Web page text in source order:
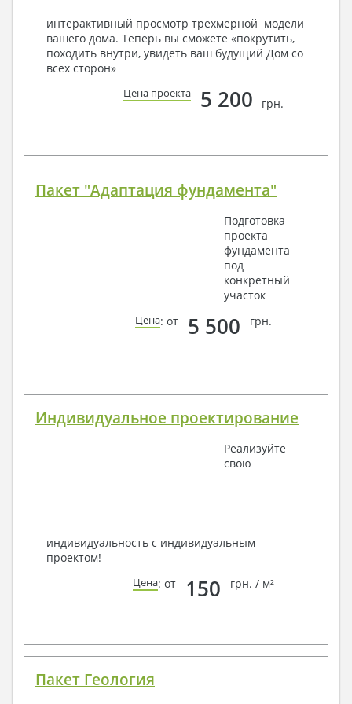
условий, за дополнительную плату.
Получить профессиональную консультацию у
наших специалистов, Вы можете любым
способом связи: закажите обратный звонок,
по viber, e-mail, телефон -
интерактивный просмотр трехмерной модели
вашего дома. Теперь вы сможете «покрутить,
походить внутри, увидеть ваш будущий Дом со
всех сторон»
Цена проекта 5 200 грн.
Пакет "Адаптация фундамента"
Подготовка
проекта
фундамента
под
конкретный
участок
Цена: от 5 500 грн.
Индивидуальное проектирование
Реализуйте
свою
индивидуальность с индивидуальным
проектом!
Цена: от 150 грн. / м²
Пакет Геология